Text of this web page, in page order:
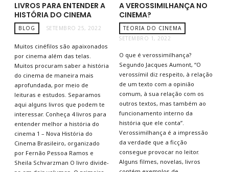
LIVROS PARA ENTENDER A
HISTÓRIA DO CINEMA
BLOG SETEMBRO 25, 2022
Muitos cinéfilos são apaixonados
por cinema além das telas.
Muitos procuram saber a história
do cinema de maneira mais
aprofundada, por meio de
leituras e estudos. Separamos
aqui alguns livros que podem te
interessar. Conheça 4 livros para
entender melhor a história do
cinema 1 – Nova História do
Cinema Brasileiro, organizado
por Fernão Pessoa Ramos e
Sheila Schvarzman O livro divide-
A VEROSSIMILHANÇA NO
CINEMA?
TEORIA DO CINEMA
SETEMBRO 1, 2022
O que é verossimilhança?
Segundo Jacques Aumont, “O
verossímil diz respeito, à relação
de um texto com a opinião
comum, à sua relação com os
outros textos, mas também ao
funcionamento interno da
história que ele conta”.
Verossimilhança é a impressão
da verdade que a ficção
consegue provocar no leitor.
Alguns filmes, novelas, livros